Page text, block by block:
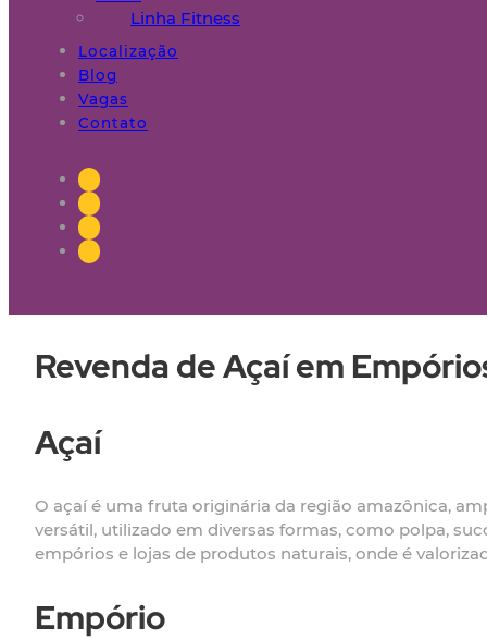
Linha Fitness
Localização
Blog
Vagas
Contato
Revenda de Açaí em
Açaí
O açaí é uma fruta originária da região amazônica,
versátil, utilizado em diversas formas, como polpa,
empórios e lojas de produtos naturais, onde é
Empório